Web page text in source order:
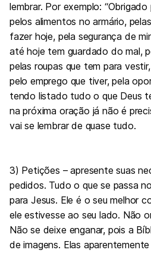
lembrar. Por exemplo:
pelos alimentos no armário,
fazer hoje, pela segurança de
até hoje tem guardado do mal,
pelas roupas que tem para vestir,
pelo emprego que tiver, pela
tendo listado tudo o que Deus
na próxima oração já não é
vai se lembrar de quase tudo.
3) Petições – apresente suas
pedidos. Tudo o que se passa
para Jesus. Ele é o seu melhor
ele estivesse ao seu lado. Não
Não se deixe enganar, pois a
de imagens. Elas